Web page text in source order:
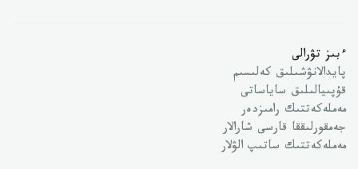
ءبىز تۋرالى
پايدالانۋشىلىق كەلىسىم
قۇپىيالىلىق ساياساتى
مەملەكەتتىك رامىزدەر
جەمقورلىققا قارسى شارالار
مەملەكەتتىك ساتىپ الۋلار